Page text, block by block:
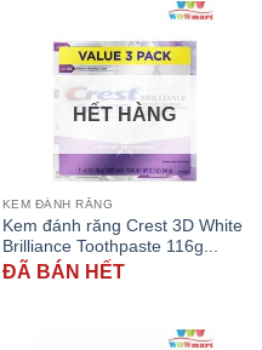
HẾT HÀNG
KEM ĐÁNH RĂNG
Kem đánh răng Crest 3D White
Brilliance Toothpaste 116g...
ĐÃ BÁN HẾT